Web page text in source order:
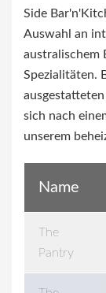
Side
Auswahl an
australischem
Spezialitäten.
sich nach
unserem
Name
The
Pantry